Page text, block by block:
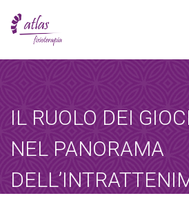
IL RUOLO DEI
NEL PANORAMA